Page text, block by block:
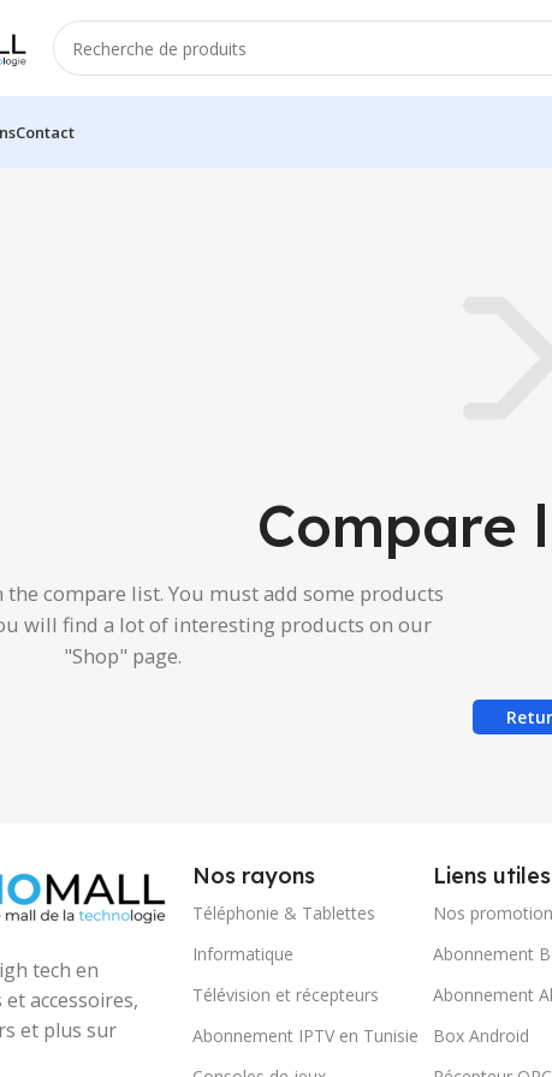
Contact
Compare
compare list. You must add some products
will find a lot of interesting products on our
"Shop" page.
tech en
accessoires,
et plus sur
Nos rayons
Téléphonie & Tablettes
Informatique
Télévision et récepteurs
Abonnement IPTV en Tunisie
Liens utiles
Nos
Abonnement
Abonnement
Box Android